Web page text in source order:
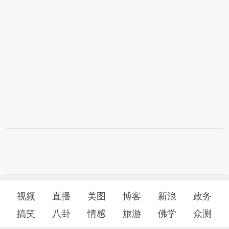
视频 直播 美图 博客 新浪
政务
搞笑
八卦 情感 旅游 佛学 众测